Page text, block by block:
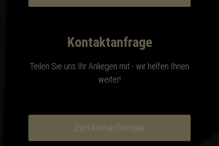
Kontaktanfrage
Teilen Sie uns Ihr Anliegen mit - wir helfen Ihnen
weiter!
Zum Kontaktformular